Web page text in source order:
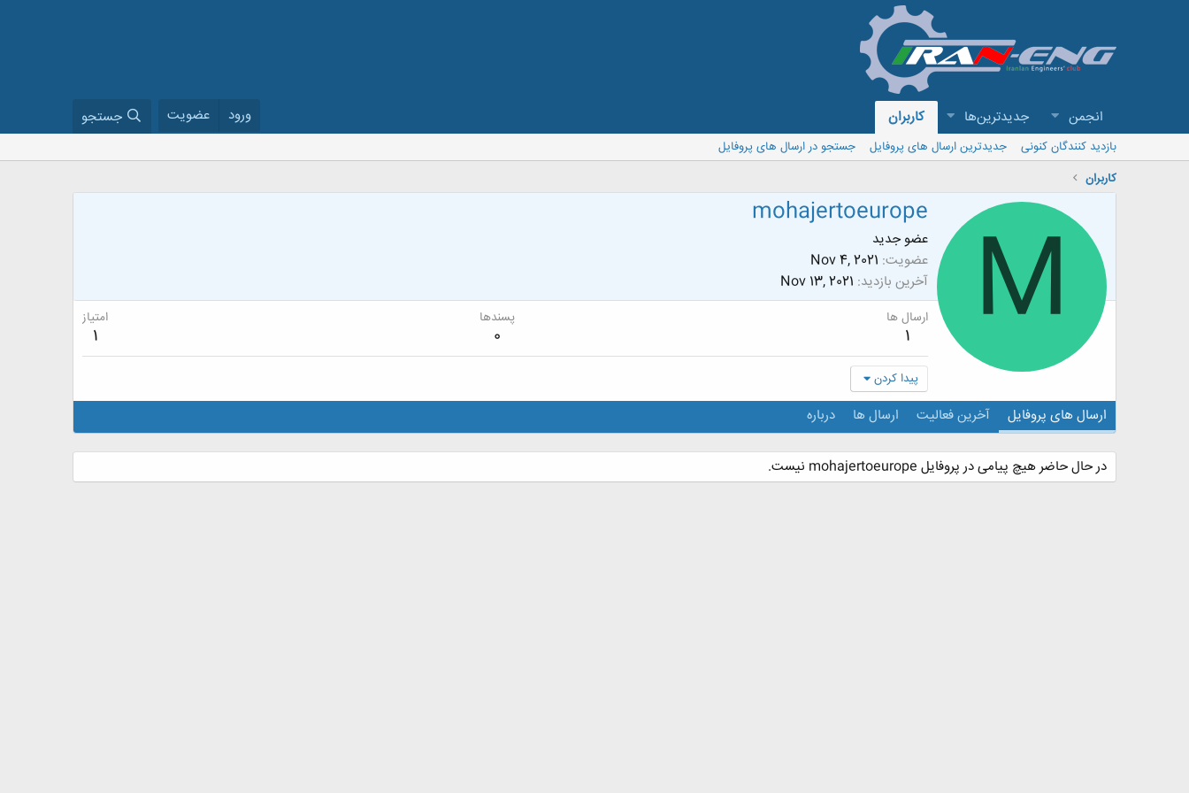
انجمن جدیدترین‌ها کاربران ورود عضویت جستجو
بازدید کنندگان کنونی جدیدترین ارسال های پروفایل
جستجو در ارسال های پروفایل
کاربران
M
mohajertoeurope
عضو جدید
عضویت Nov 4, 2021
آخرین بازدید Nov 13, 2021
ارسال ها
1
پسندها
0
امتیاز
1
پیدا کردن
ارسال های پروفایل آخرین فعالیت ارسال ها درباره
در حال حاضر هیچ پیامی در پروفایل mohajertoeurope نیست.